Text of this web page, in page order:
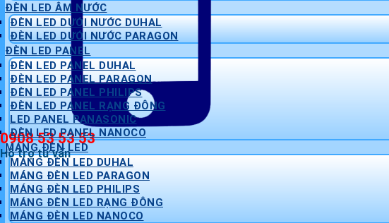
0908 53 53 53
Hỗ trợ tư vấn
ĐÈN LED ÂM NƯỚC
ĐÈN LED DƯỚI NƯỚC DUHAL
ĐÈN LED DƯỚI NƯỚC PARAGON
ĐÈN LED PANEL
ĐÈN LED PANEL DUHAL
ĐÈN LED PANEL PARAGON
ĐÈN LED PANEL PHILIPS
ĐÈN LED PANEL RẠNG ĐÔNG
LED PANEL PANASONIC
ĐÈN LED PANEL NANOCO
MÁNG ĐÈN LED
MÁNG ĐÈN LED DUHAL
MÁNG ĐÈN LED PARAGON
MÁNG ĐÈN LED PHILIPS
MÁNG ĐÈN LED RẠNG ĐÔNG
MÁNG ĐÈN LED NANOCO